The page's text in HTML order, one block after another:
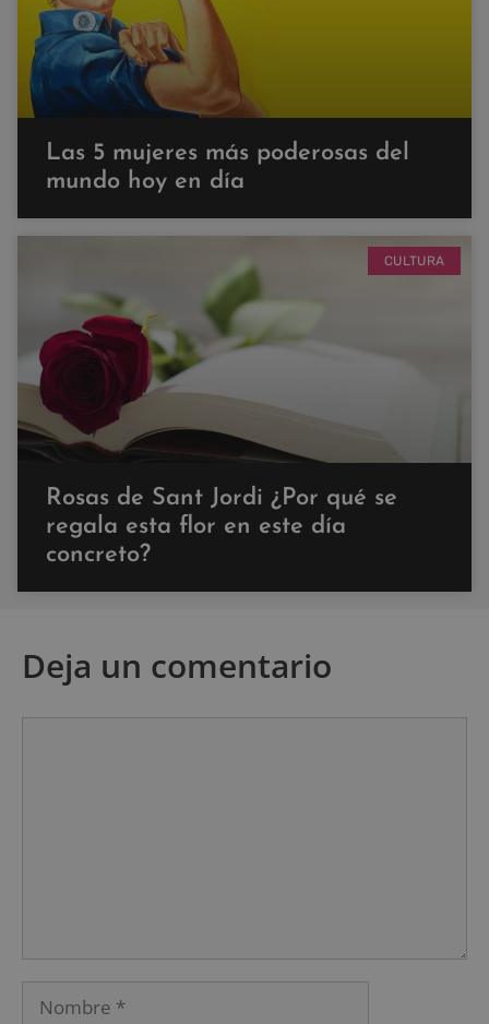
Las 5 mujeres más poderosas del
mundo hoy en día
CULTURA
Rosas de Sant Jordi ¿Por qué se
regala esta flor en este día
concreto?
Deja un comentario